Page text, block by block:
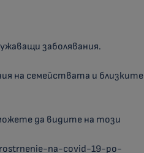
заболявания.
на семействата и близките
да видите на този
na-covid-19-po-